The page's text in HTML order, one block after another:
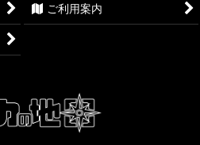
ーパック 蒼海の七傑【OP-14】
ラブースター ONE PIECE
ーパック 受け継がれる意志
ご利用案内